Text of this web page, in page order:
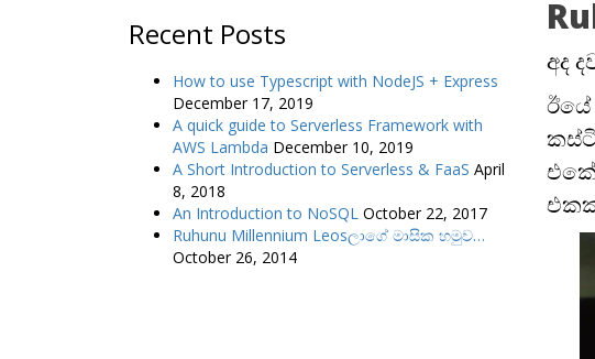
Recent Posts
How to use Typescript with NodeJS + Express
December 17, 2019
A quick guide to Serverless Framework with
AWS Lambda December 10, 2019
A Short Introduction to Serverless & FaaS April
8, 2018
An Introduction to NoSQL October 22, 2017
Ruhunu Millennium Leosලාගේ මාසික හමුව…
October 26, 2014
අද